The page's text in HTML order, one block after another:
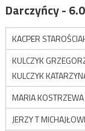
Darczyńcy -
KACPER
KULCZYK
KULCZYK
MARIA KOSTRZEWA
JERZY T